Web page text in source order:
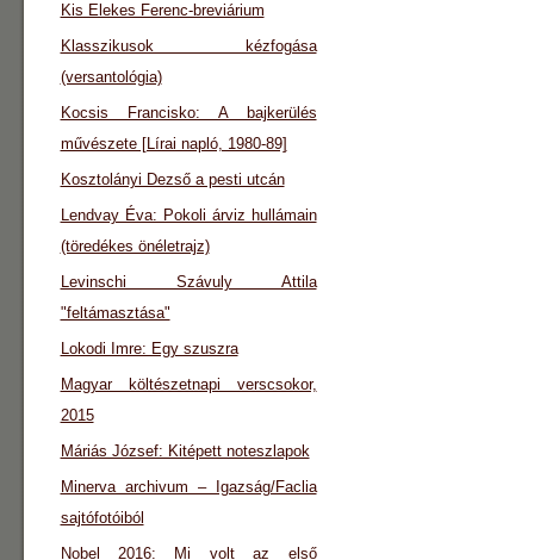
Kis Elekes Ferenc-breviárium
Klasszikusok kézfogása
(versantológia)
Kocsis Francisko: A bajkerülés
művészete [Lírai napló, 1980-89]
Kosztolányi Dezső a pesti utcán
Lendvay Éva: Pokoli árviz hullámain
(töredékes önéletrajz)
Levinschi Szávuly Attila
"feltámasztása"
Lokodi Imre: Egy szuszra
Magyar költészetnapi verscsokor,
2015
Máriás József: Kitépett noteszlapok
Minerva archivum – Igazság/Faclia
sajtófotóiból
Nobel 2016: Mi volt az első